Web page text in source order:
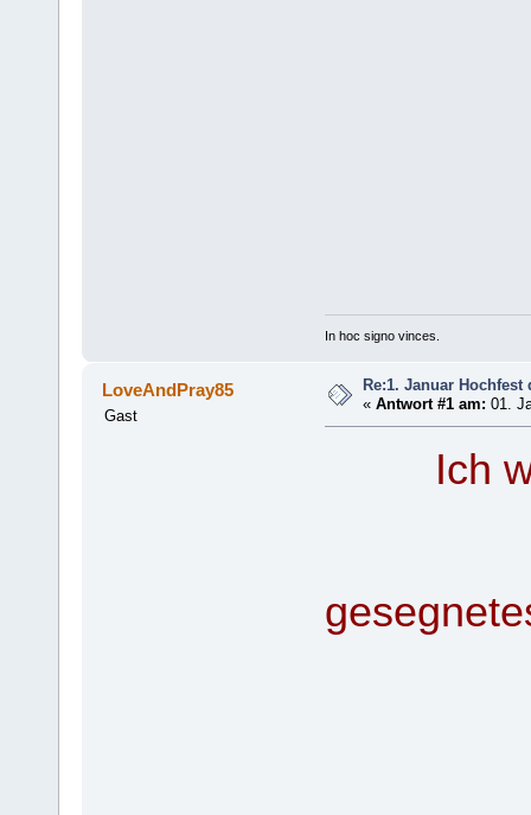
In hoc signo vinces.
LoveAndPray85
Gast
Re:1. Januar Hochfest
«Antwort #1 am: 01.
Ich